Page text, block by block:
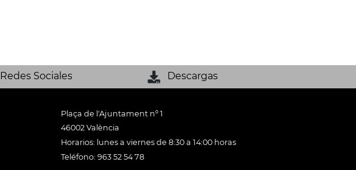
Redes Sociales Descargas
Plaça de l'Ajuntament nº 1
46002 València
Horarios: lunes a viernes de 8:30 a 14:00 horas
Teléfono: 963 52 54 78